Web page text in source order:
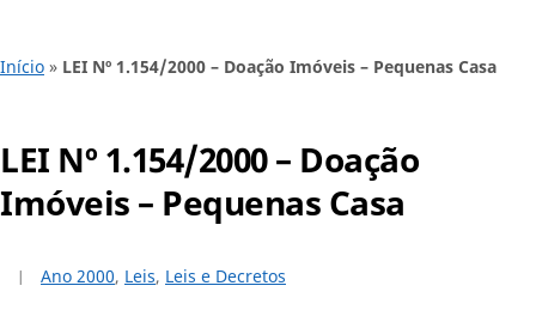
Início » LEI Nº 1.154/2000 – Doação Imóveis – Pequenas Casa
LEI Nº 1.154/2000 – Doação
Imóveis – Pequenas Casa
Ano 2000, Leis, Leis e Decretos